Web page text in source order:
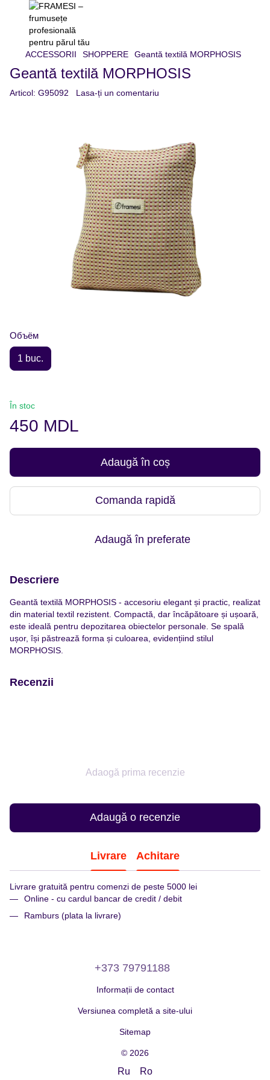
ACCESSORII SHOPPERE Geantă textilă MORPHOSIS
Geantă textilă MORPHOSIS
Articol: G95092 Lasa-ți un comentariu
Объём
1 buc.
În stoc
450 MDL
Adaugă în coș
Comanda rapidă
Adaugă în preferate
Descriere
Geantă textilă MORPHOSIS - accesoriu elegant și practic, realizat
din material textil rezistent. Compactă, dar încăpătoare și ușoară,
este ideală pentru depozitarea obiectelor personale. Se spală
ușor, își păstrează forma și culoarea, evidențiind stilul
MORPHOSIS.
Recenzii
Adaogă prima recenzie
Adaugă o recenzie
Livrare Achitare
Livrare gratuită pentru comenzi de peste 5000 lei
Online - cu cardul bancar de credit / debit
Ramburs (plata la livrare)
+373 79791188
Informații de contact
Versiunea completă a site-ului
Sitemap
© 2026
Ru Ro